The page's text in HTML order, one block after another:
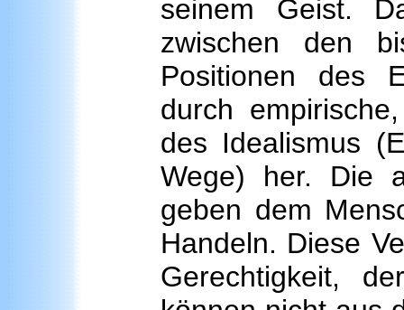
seinem Geist.
zwischen den
Positionen des
durch
des Idealismus
Wege) her. Die
geben dem
Handeln. Diese
Gerechtigkeit,